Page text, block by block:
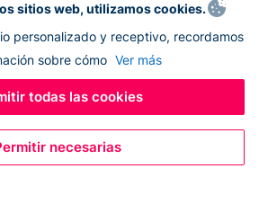
sitios web, utilizamos cookies.
personalizado y receptivo, recordamos
sobre cómo Ver más
todas las cookies
necesarias